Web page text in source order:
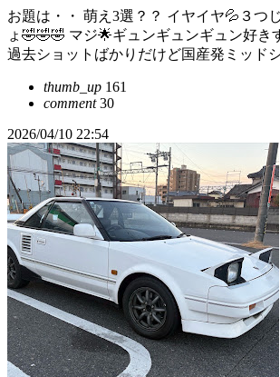
お題は・・ 萌え3選？？ イヤイヤ💦３つ
ょ🤣🤣🤣 マジ🌟ギュンギュンギュン好き
過去ショットばかりだけど国産発ミッド
thumb_up 161
comment30
2026/04/10 22:54